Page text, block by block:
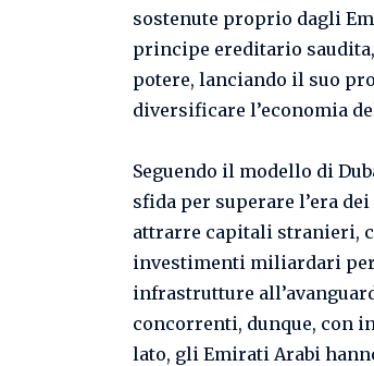
sostenute proprio dagli
principe ereditario
potere, lanciando il suo
diversificare l’economia
Seguendo il modello di
sfida per superare l’era
attrarre capitali stranieri,
investimenti miliardari
infrastrutture
concorrenti, dunque, con
lato, gli Emirati Arabi